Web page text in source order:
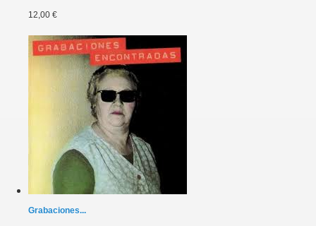
12,00 €
Grabaciones...